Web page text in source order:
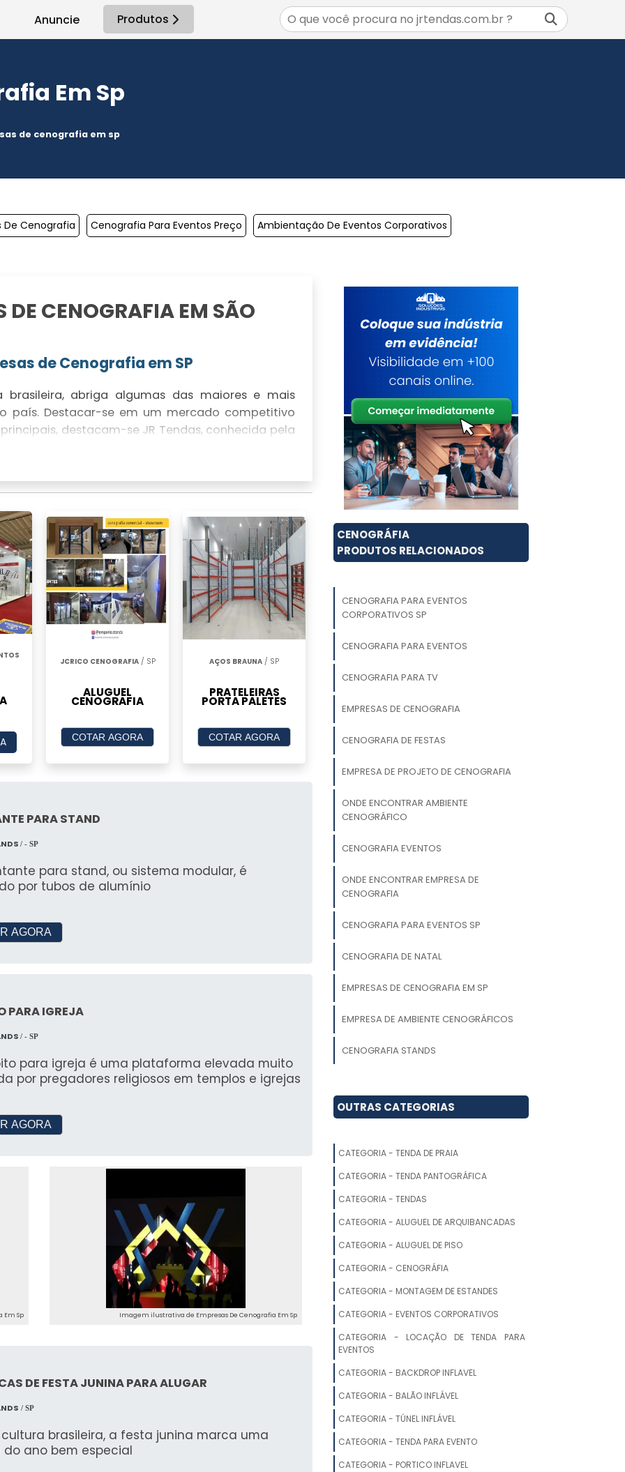
Anuncie Produtos
Em Sp
de cenografia em sp
De Cenografia Cenografia Para Eventos Preço Ambientação De Eventos Corporativos
DE CENOGRAFIA EM SÃO
de Cenografia em SP
abriga algumas das maiores e mais
país. Destacar-se em um mercado competitivo
destacam-se JR Tendas, conhecida pela
no setor. Outras empresas de renome incluem
serviços de construção e montagem de alto nível.
Empresas de Cenografia
cenografia em SP, consideramos fatores como
anual em milhões, qualidade dos serviços
no mercado. Empresas que conseguem entregar
a JR Tendas, são sempre bem avaliadas.
POR EMPRESAS DE
soluções completas para eventos corporativos,
Serviços incluem desde o planejamento até
do cliente.
de Qualidade
e Octarte se destacam pela qualidade e
do Cliente
cada cliente é essencial. Empresas que oferecem
garantem uma experiência única e memorável
considere a reputação, portfólio e a
específicas. A experiência no setor e a
JR Tendas, demonstram capacidade de
é um indicador de confiança e qualidade.
Acreditadas se Destacam
qualidade e confiabilidade dos seus serviços.
a satisfação do cliente.
SEGMENTAÇÃO E
em São Paulo é avançada e atende a
até grandes feiras e exposições.
Expandir
de prospecção B2B para expandir suas
no mercado.
JCRICO CENOGRAFIA/ SP
ALUGUEL
CENOGRAFIA
COTAR AGORA
AÇOS BRAUNA / SP
PRATELEIRAS
PORTA PALETES
COTAR AGORA
PARA STAND
/ - SP
para stand, ou sistema modular, é
por tubos de alumínio
AGORA
PARA IGREJA
/ - SP
para igreja é uma plataforma elevada muito
por pregadores religiosos em templos e igrejas
AGORA
Em Sp Imagem ilustrativa de Empresas De Cenografia Em Sp
DE FESTA JUNINA PARA ALUGAR
/ SP
brasileira, a festa junina marca uma
do ano bem especial
CENOGRÁFIA
PRODUTOS RELACIONADOS
CENOGRAFIA PARA EVENTOS
CORPORATIVOS SP
CENOGRAFIA PARA EVENTOS
CENOGRAFIA PARA TV
EMPRESAS DE CENOGRAFIA
CENOGRAFIA DE FESTAS
EMPRESA DE PROJETO DE CENOGRAFIA
ONDE ENCONTRAR AMBIENTE
CENOGRÁFICO
CENOGRAFIA EVENTOS
ONDE ENCONTRAR EMPRESA DE
CENOGRAFIA
CENOGRAFIA PARA EVENTOS SP
CENOGRAFIA DE NATAL
EMPRESAS DE CENOGRAFIA EM SP
EMPRESA DE AMBIENTE CENOGRÁFICOS
CENOGRAFIA STANDS
CORPORATIVA
CENOGRAFIA SUSTENTÁVEL
CENOGRAFIA TEATRO
VALOR DE CENOGRAFIA CORPORATIVA
CENOGRAFIA CINEMA
CENOGRAFIA TEMÁTICA
CENOGRAFIA INFANTIL
CENOGRAFIA PARA LOJA SHOWROOM
OUTRAS CATEGORIAS
CATEGORIA - TENDA DE PRAIA
CATEGORIA - TENDA PANTOGRÁFICA
CATEGORIA - TENDAS
CATEGORIA - ALUGUEL DE ARQUIBANCADAS
CATEGORIA - ALUGUEL DE PISO
CATEGORIA - CENOGRÁFIA
CATEGORIA - MONTAGEM DE ESTANDES
CATEGORIA - EVENTOS CORPORATIVOS
CATEGORIA - LOCAÇÃO DE TENDA PARA
EVENTOS
CATEGORIA - BACKDROP INFLAVEL
CATEGORIA - BALÃO INFLÁVEL
CATEGORIA - TÚNEL INFLÁVEL
CATEGORIA - TENDA PARA EVENTO
CATEGORIA - PORTICO INFLAVEL